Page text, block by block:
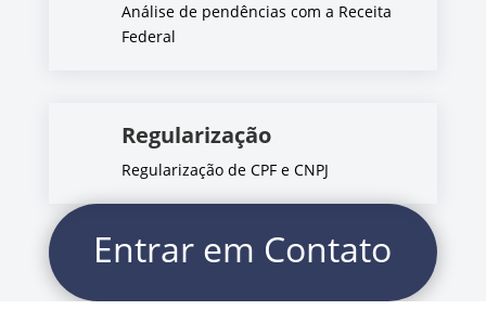
Análise de pendências com a Receita
Federal
Regularização
Regularização de CPF e CNPJ
Entrar em Contato